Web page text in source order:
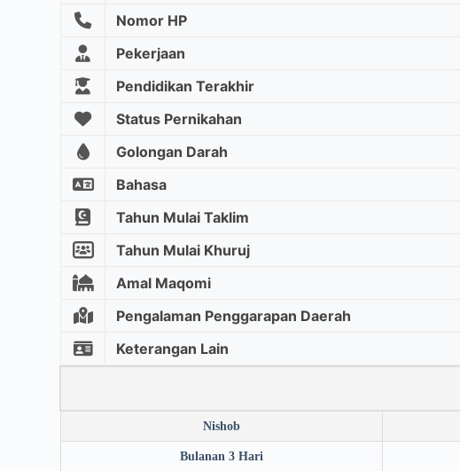
Nomor HP
Pekerjaan
Pendidikan Terakhir
Status Pernikahan
Golongan Darah
Bahasa
Tahun Mulai Taklim
Tahun Mulai Khuruj
Amal Maqomi
Pengalaman Penggarapan Daerah
Keterangan Lain
Nishob
Bulanan 3 Hari